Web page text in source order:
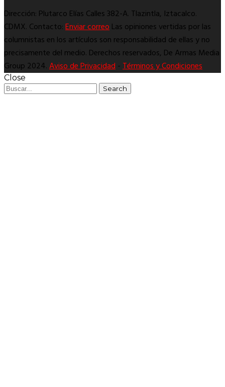
Dirección: Plutarco Elías Calles 382-A. Tlazintla, Iztacalco.
CDMX. Contacto:Enviar correoLas opiniones vertidas por las
columnistas en los artículos son responsabilidad de ellas y no
precisamente del medio. Derechos reservados, De Armas Media
Group 2024.Aviso de Privacidad-Términos y Condiciones
Close